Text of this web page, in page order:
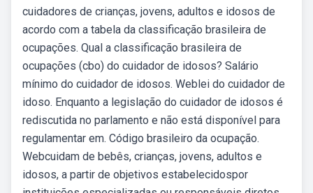
cuidadores de crianças, jovens, adultos e idosos de
acordo com a tabela da classificação brasileira de
ocupações. Qual a classificação brasileira de
ocupações (cbo) do cuidador de idosos? Salário
mínimo do cuidador de idosos. Weblei do cuidador de
idoso. Enquanto a legislação do cuidador de idosos é
rediscutida no parlamento e não está disponível para
regulamentar em. Código brasileiro da ocupação.
Webcuidam de bebês, crianças, jovens, adultos e
idosos, a partir de objetivos estabelecidospor